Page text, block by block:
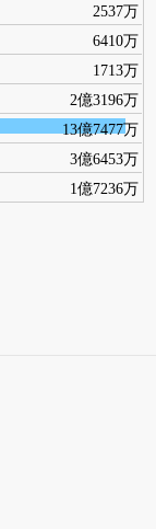
2537万
6410万
1713万
2億3196万
13億7477万
3億6453万
1億7236万